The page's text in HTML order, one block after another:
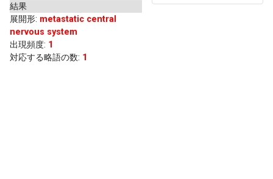
結果
展開形: metastatic central
nervous system
出現頻度: 1
対応する略語の数: 1